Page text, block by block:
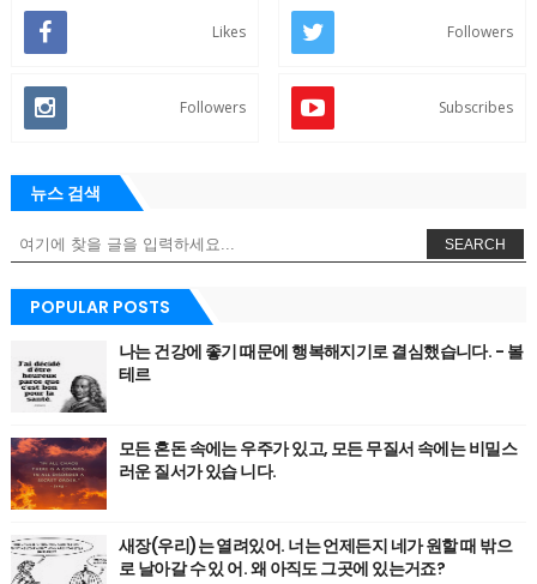
Likes Followers
Followers Subscribes
뉴스 검색
SEARCH
POPULAR POSTS
나는 건강에 좋기 때문에 행복해지기로 결심했습니다. - 볼
테르
모든 혼돈 속에는 우주가 있고, 모든 무질서 속에는 비밀스
러운 질서가 있습 니다.
새장(우리)는 열려있어. 너는 언제든지 네가 원할 때 밖으
로 날아갈 수 있 어. 왜 아직도 그곳에 있는거죠?